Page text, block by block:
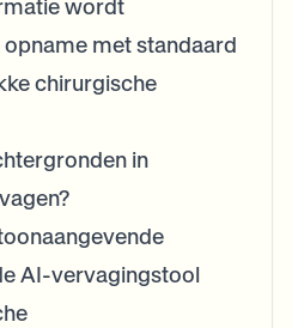
wordt
met standaard
chirurgische
in
AI-vervagingstool